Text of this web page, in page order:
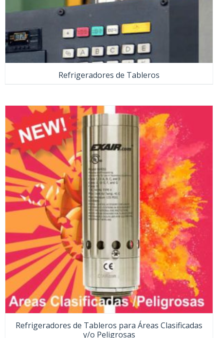
Refrigeradores de Tableros
Refrigeradores de Tableros para Áreas Clasificadas
y/o Peligrosas